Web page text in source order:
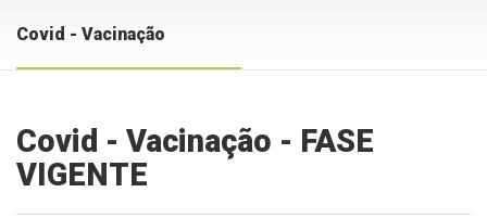
Covid - Vacinação
Covid - Vacinação - FASE
VIGENTE